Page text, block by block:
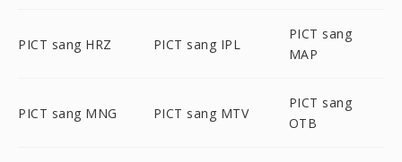
PICT sang HRZ PICT sang IPL
PICT sang
MAP
PICT sang MNG PICT sang MTV
PICT sang
OTB